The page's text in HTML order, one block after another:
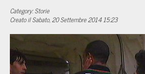
Category: Storie
Creato il Sabato, 20 Settembre 2014 15:23